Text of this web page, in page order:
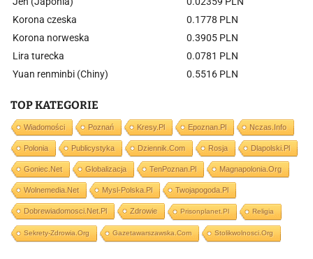
Korona czeska
0.1778 PLN
Korona norweska
0.3905 PLN
Lira turecka
0.0781 PLN
Yuan renminbi (Chiny)
0.5516 PLN
TOP KATEGORIE
Wiadomości Poznań Kresy.pl Epoznan.pl Nczas.info
Polonia Publicystyka Dziennik.com Rosja Dlapolski.pl
Goniec.net Globalizacja TenPoznan.pl Magnapolonia.org
Wolnemedia.net Mysl-Polska.pl Twojapogoda.pl
Dobrewiadomosci.net.pl Zdrowie Prisonplanet.pl Religia
Sekrety-Zdrowia.org Gazetawarszawska.com Stolikwolnosci.org